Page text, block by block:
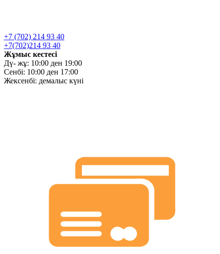
+7 (702) 214 93 40
+7(702)214 93 40
Жұмыс кестесі
Дү- жұ: 10:00 ден 19:00
Сенбі: 10:00 ден 17:00
Жексенбі: демалыс күні